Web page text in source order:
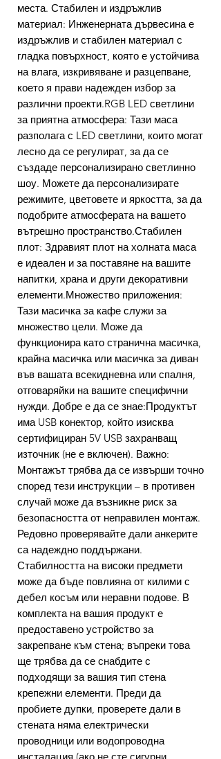
места. Стабилен и издръжлив
материал: Инженерната дървесина е
издръжлив и стабилен материал с
гладка повърхност, която е устойчива
на влага, изкривяване и разцепване,
което я прави надежден избор за
различни проекти.RGB LED светлини
за приятна атмосфера: Тази маса
разполага с LED светлини, които могат
лесно да се регулират, за да се
създаде персонализирано светлинно
шоу. Можете да персонализирате
режимите, цветовете и яркостта, за да
подобрите атмосферата на вашето
вътрешно пространство.Стабилен
плот: Здравият плот на холната маса
е идеален и за поставяне на вашите
напитки, храна и други декоративни
елементи.Множество приложения:
Тази масичка за кафе служи за
множество цели. Може да
функционира като странична масичка,
крайна масичка или масичка за диван
във вашата всекидневна или спалня,
отговаряйки на вашите специфични
нужди. Добре е да се знае:Продуктът
има USB конектор, който изисква
сертифициран 5V USB захранващ
източник (не е включен). Важно:
Монтажът трябва да се извърши точно
според тези инструкции – в противен
случай може да възникне риск за
безопасността от неправилен монтаж.
Редовно проверявайте дали анкерите
са надеждно поддържани.
Стабилността на високи предмети
може да бъде повлияна от килими с
дебел косъм или неравни подове. В
комплекта на вашия продукт е
предоставено устройство за
закрепване към стена; въпреки това
ще трябва да се снабдите с
подходящи за вашия тип стена
крепежни елементи. Преди да
пробиете дупки, проверете дали в
стената няма електрически
проводници или водопроводна